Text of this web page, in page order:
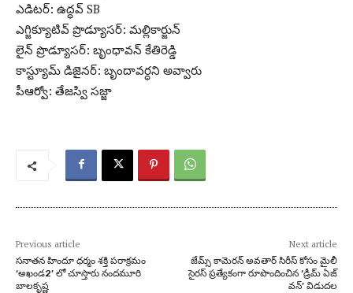
ఎడిటర్: ఉద్ధవ్ SB
ఎగ్జిక్యూటివ్ ప్రొడ్యూసర్: మల్లికార్జున్
లైన్ ప్రొడ్యూసర్: బృంధావన్ కేతిరెడ్డి
కాస్ట్యూమ్ డిజైనర్: బృందావర్ధని అవ్వారు
పీఆర్వో: తేజస్వి సజ్జా
Previous article
సనాతన హిందూ ధర్మం శక్తి పరాక్రమం
‘అఖండ2’ లో చూస్తారు నందమూరి
బాలకృష్ణ
Next article
జేమ్స్ కామెరన్ అవతార్ సిరీస్‌ కోసం మైలీ
సైరస్ ప్రత్యేకంగా రూపొందించిన ‘డ్రీమ్ ఏజ్
వన్’ విడుదల